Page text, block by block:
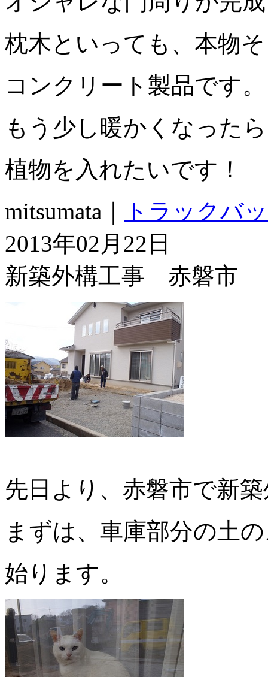
枕木といっても、本物
コンクリート製品です。
もう少し暖かくなった
植物を入れたいです！
mitsumata｜
トラックバ
2013年02月22日
新築外構工事 赤磐市
先日より、赤磐市で新
まずは、車庫部分の土
始ります。